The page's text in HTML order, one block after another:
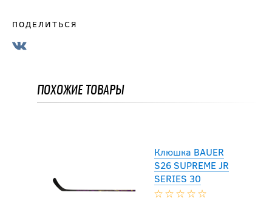
ПОДЕЛИТЬСЯ
ПОХОЖИЕ ТОВАРЫ
Клюшка BAUER
S26 SUPREME JR
SERIES 30